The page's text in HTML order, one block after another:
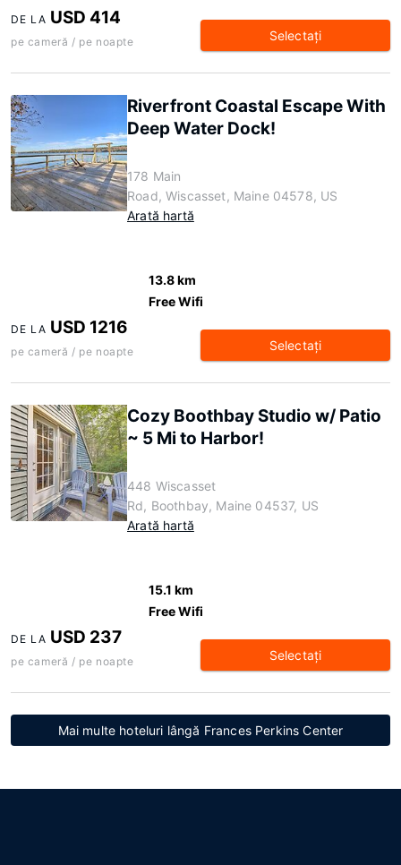
DE LA USD 414
pe cameră / pe noapte Selectaţi
Riverfront Coastal Escape With
Deep Water Dock!
178 Main
Road, Wiscasset, Maine 04578, US
Arată hartă
13.8 km
Free Wifi
DE LA USD 1216
pe cameră / pe noapte Selectaţi
Cozy Boothbay Studio w/ Patio
~ 5 Mi to Harbor!
448 Wiscasset
Rd, Boothbay, Maine 04537, US
Arată hartă
15.1 km
Free Wifi
DE LA USD 237
pe cameră / pe noapte Selectaţi
Mai multe hoteluri lângă Frances Perkins Center